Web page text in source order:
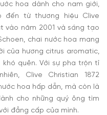
hoa dành cho nam giới,
đến từ thương hiệu Clive
vào năm 2001 và sáng tạo
chai nước hoa mang
của hương citrus aromatic,
quên. Với sự pha trộn tỉ
Clive Christian 1872
hoa hấp dẫn, mà còn là
cho những quý ông tìm
đẳng cấp của mình.